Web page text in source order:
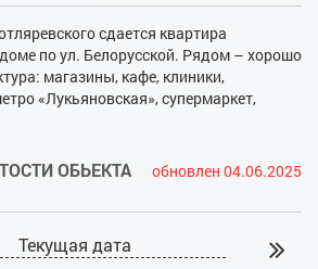
сдается квартира
по ул. Белорусской. Рядом – хорошо
магазины, кафе, клиники,
«Лукьяновская», супермаркет,
банки и пр. Двухкомнатная
смогут почувствовать комфорт и
удобными спальными
современными бытовыми
шкаф-купе, стол и стул.
ОБЬЕКТА
обновлен 04.06.2025
Текущая дата